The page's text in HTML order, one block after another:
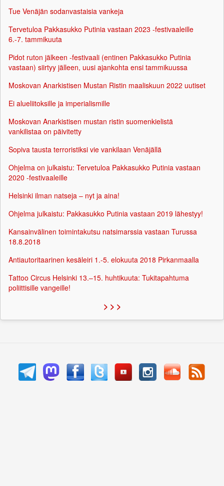
Tue Venäjän sodanvastaisia vankeja
Tervetuloa Pakkasukko Putinia vastaan 2023 -festivaaleille
6.-7. tammikuuta
Pidot ruton jälkeen -festivaali (entinen Pakkasukko Putinia
vastaan) siirtyy jälleen, uusi ajankohta ensi tammikuussa
Moskovan Anarkistisen Mustan Ristin maaliskuun 2022 uutiset
Ei alueliitoksille ja imperialismille
Moskovan Anarkistisen mustan ristin suomenkielistä
vankilistaa on päivitetty
Sopiva tausta terroristiksi vie vankilaan Venäjällä
Ohjelma on julkaistu: Tervetuloa Pakkasukko Putinia vastaan
2020 -festivaaleille
Helsinki ilman natseja – nyt ja aina!
Ohjelma julkaistu: Pakkasukko Putinia vastaan 2019 lähestyy!
Kansainvälinen toimintakutsu natsimarssia vastaan Turussa
18.8.2018
Antiautoritaarinen kesäleiri 1.-5. elokuuta 2018 Pirkanmaalla
Tattoo Circus Helsinki 13.–15. huhtikuuta: Tukitapahtuma
poliittisille vangeille!
> > >